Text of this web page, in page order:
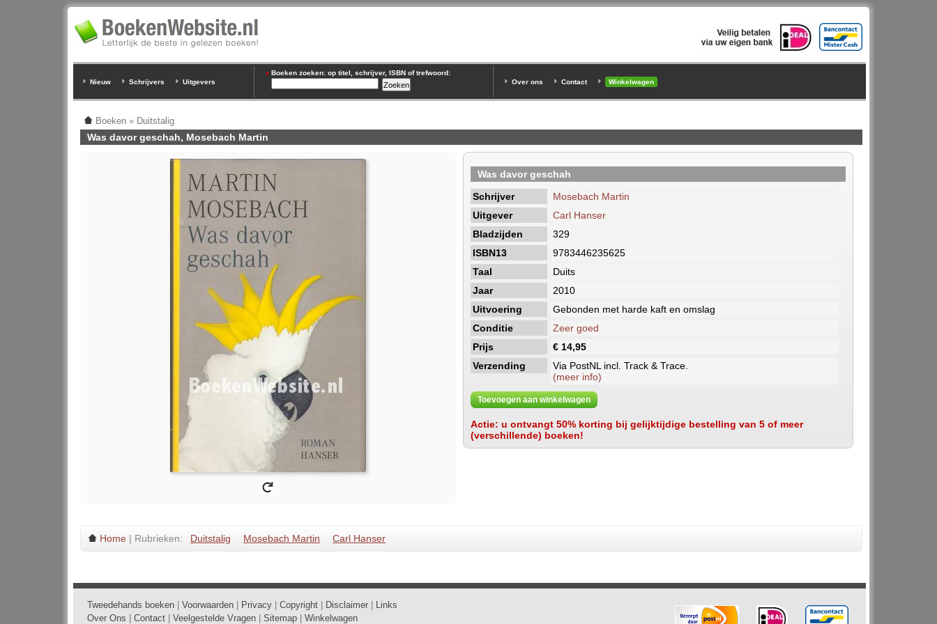
Nieuw Schrijvers Uitgevers
Boeken zoeken: op titel, schrijver, ISBN of trefwoord:
Over ons
Contact Winkelwagen
Boeken » Duitstalig
Was davor geschah, Mosebach Martin
Was davor geschah
Schrijver
Mosebach Martin
Uitgever
Carl Hanser
Bladzijden
329
ISBN13
9783446235625
Taal
Duits
Jaar
2010
Uitvoering
Gebonden met harde kaft en omslag
Conditie
Zeer goed
Prijs
€ 14,95
Verzending
Via PostNL incl. Track & Trace.
(meer info)
Toevoegen aan winkelwagen
Actie: u ontvangt 50% korting bij gelijktijdige bestelling van 5 of meer
(verschillende) boeken!
Home | Rubrieken: Duitstalig Mosebach Martin Carl Hanser
Tweedehands boeken Voorwaarden Privacy Copyright Disclaimer
Links
Over Ons
Contact Veelgestelde Vragen Sitemap Winkelwagen